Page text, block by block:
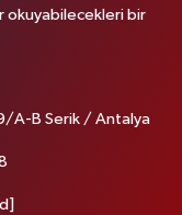
okuyabilecekleri bir
A-B Serik / Antalya